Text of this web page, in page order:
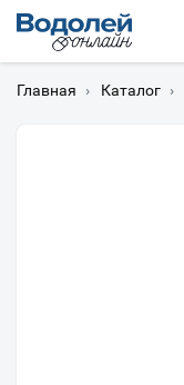
Главная › Каталог ›